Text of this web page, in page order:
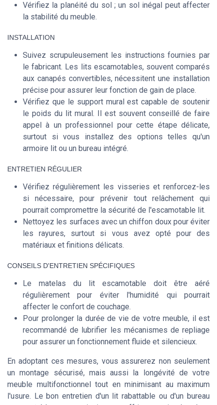
Vérifiez la planéité du sol ; un sol inégal peut affecter
la stabilité du meuble.
INSTALLATION
Suivez scrupuleusement les instructions fournies par
le fabricant. Les lits escamotables, souvent comparés
aux canapés convertibles, nécessitent une installation
précise pour assurer leur fonction de gain de place.
Vérifiez que le support mural est capable de soutenir
le poids du lit mural. Il est souvent conseillé de faire
appel à un professionnel pour cette étape délicate,
surtout si vous installez des options telles qu'un
armoire lit ou un bureau intégré.
ENTRETIEN RÉGULIER
Vérifiez régulièrement les visseries et renforcez-les
si nécessaire, pour prévenir tout relâchement qui
pourrait compromettre la sécurité de l'escamotable lit.
Nettoyez les surfaces avec un chiffon doux pour éviter
les rayures, surtout si vous avez opté pour des
matériaux et finitions délicats.
CONSEILS D'ENTRETIEN SPÉCIFIQUES
Le matelas du lit escamotable doit être aéré
régulièrement pour éviter l'humidité qui pourrait
affecter le confort de couchage.
Pour prolonger la durée de vie de votre meuble, il est
recommandé de lubrifier les mécanismes de repliage
pour assurer un fonctionnement fluide et silencieux.
En adoptant ces mesures, vous assurerez non seulement
un montage sécurisé, mais aussi la longévité de votre
meuble multifonctionnel tout en minimisant au maximum
l'usure. Le bon entretien d'un lit rabattable ou d'un bureau